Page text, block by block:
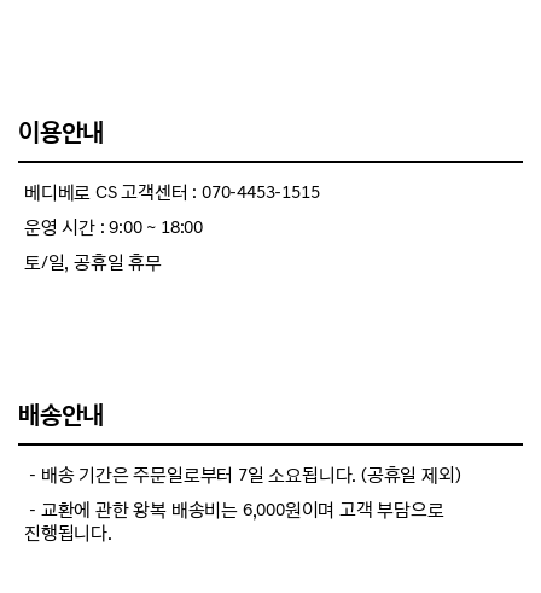
이용안내
베디베로 CS 고객센터 : 070-4453-1515
운영 시간 : 9:00 ~ 18:00
토/일, 공휴일 휴무
배송안내
－배송 기간은 주문일로부터 7일 소요됩니다. (공휴일 제외)
－교환에 관한 왕복 배송비는 6,000원이며 고객 부담으로
진행됩니다.